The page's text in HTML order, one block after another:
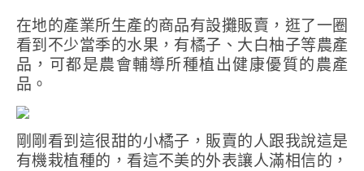
在地的產業所生產的商品有設攤販賣，逛了一圈
看到不少當季的水果，有橘子、大白柚子等農產
品，可都是農會輔導所種植出健康優質的農產
品。
剛剛看到這很甜的小橘子，販賣的人跟我說這是
有機栽植種的，看這不美的外表讓人滿相信的，